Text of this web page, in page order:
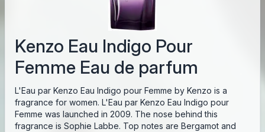
Kenzo Eau Indigo Pour
Femme Eau de parfum
L'Eau par Kenzo Eau Indigo pour Femme by Kenzo is a
fragrance for women. L'Eau par Kenzo Eau Indigo pour
Femme was launched in 2009. The nose behind this
fragrance is Sophie Labbe. Top notes are Bergamot and